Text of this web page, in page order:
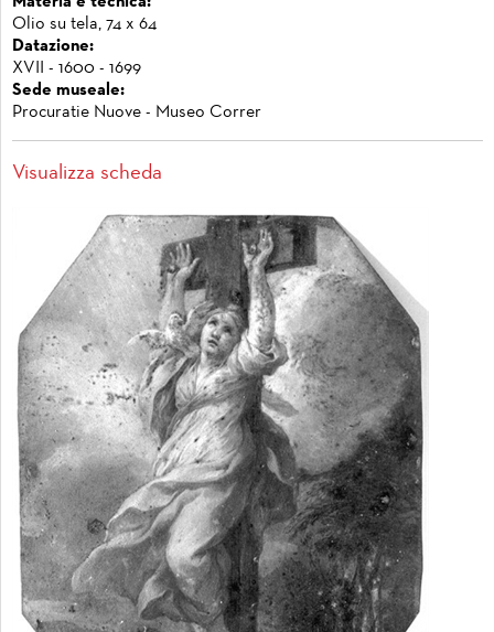
Olio su tela, 74 x 64
Datazione:
XVII - 1600 - 1699
Sede museale:
Procuratie Nuove - Museo Correr
Visualizza scheda